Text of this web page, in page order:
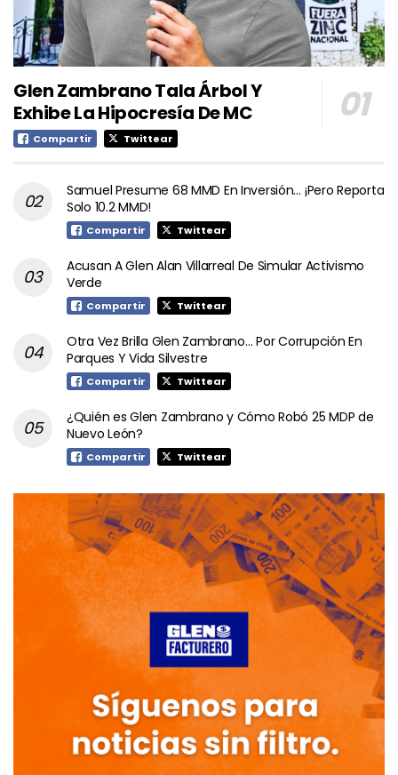
Glen Zambrano Tala Árbol Y
Exhibe La Hipocresía De MC
Compartir Twittear
Samuel Presume 68 MMD En Inversión… ¡Pero Reporta
Solo 10.2 MMD!
Compartir Twittear
Acusan A Glen Alan Villarreal De Simular Activismo
Verde
Compartir Twittear
Otra Vez Brilla Glen Zambrano… Por Corrupción En
Parques Y Vida Silvestre
Compartir Twittear
¿Quién es Glen Zambrano y Cómo Robó 25 MDP de
Nuevo León?
Compartir Twittear